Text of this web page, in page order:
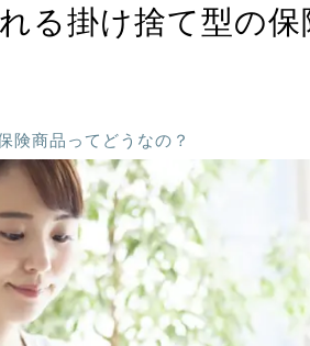
る掛け捨て型の保
険商品ってどうなの？